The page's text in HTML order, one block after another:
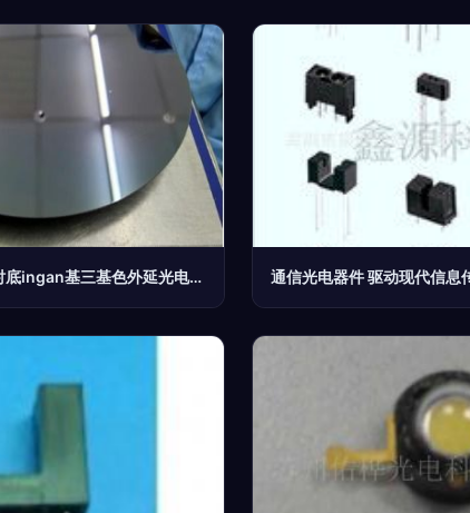
晶能光电首发12英寸硅衬底ingan基三基色外延光电器件 照明与显示革命的里程碑 通信光电器件 驱动现代信息